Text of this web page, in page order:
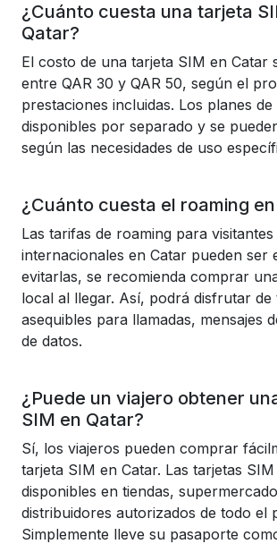
¿Cuánto cuesta una tarjeta
Qatar?
El costo de una tarjeta SIM en Catar
entre QAR 30 y QAR 50, según el
prestaciones incluidas. Los planes
disponibles por separado y se
según las necesidades de uso
¿Cuánto cuesta el roaming
Las tarifas de roaming para visitantes
internacionales en Catar pueden ser
evitarlas, se recomienda comprar
local al llegar. Así, podrá disfrutar de
asequibles para llamadas, mensajes
de datos.
¿Puede un viajero obtener
SIM en Qatar?
Sí, los viajeros pueden comprar
tarjeta SIM en Catar. Las tarjetas
disponibles en tiendas,
distribuidores autorizados de todo el
Simplemente lleve su pasaporte